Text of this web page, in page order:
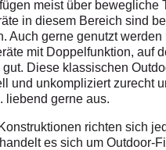
meist über bewegliche
in diesem Bereich sind
Auch gerne genutzt werden
mit Doppelfunktion, auf
Diese klassischen
und unkompliziert zurecht
liebend gerne aus.
richten sich
es sich um Outdoor-